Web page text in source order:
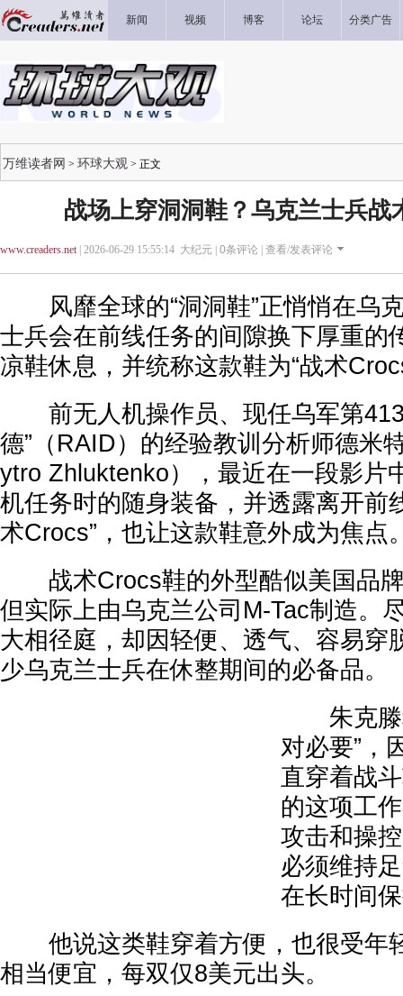
新闻 视频 博客 论坛 分类广告
万维读者网 > 环球大观 > 正文
战场上穿洞洞鞋？乌克兰士兵战
www.creaders.net| 2026-06-29 15:55:14 大纪元 | 0条评论 | 查看/发表评论
风靡全球的“洞洞鞋”正悄悄在乌
士兵会在前线任务的间隙换下厚重的
凉鞋休息，并统称这款鞋为“战术
前无人机操作员、现任乌军第413
德”（RAID）的经验教训分析师德米
ytro Zhluktenko），最近在一段影片
机任务时的随身装备，并透露离开前
术Crocs”，也让这款鞋意外成为焦点
战术Crocs鞋的外型酷似美国品牌
但实际上由乌克兰公司M-Tac制造。
大相径庭，却因轻便、透气、容易穿
少乌克兰士兵在休整期间的必备品。
朱克滕
对必要”，
直穿着战
的这项工
攻击和操
必须维持
在长时间
他说这类鞋穿着方便，也很受年
相当便宜，每双仅8美元出头。